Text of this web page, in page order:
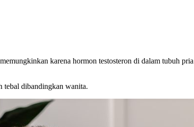
karena hormon testosteron di dalam tubuh
tebal dibandingkan wanita.